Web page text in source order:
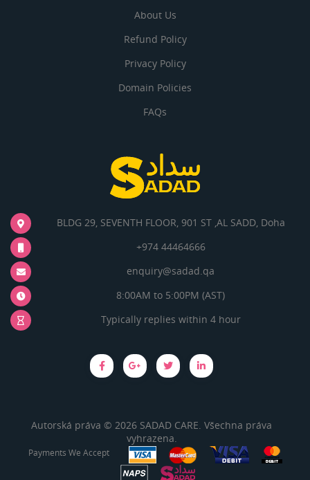
About Us
Refund Policy
Privacy Policy
Domain Policies
FAQs
BLDG 29, SEVENTH FLOOR, 901 ST ,AL SADD, Doha
+974 44464666
enquiry@sadad.qa
8:00AM to 5:00PM (AST)
Typically replies within 4 hour
Autorská práva © 2026 SADAD CARE. Všechna práva
vyhrazena.
Payments We Accept